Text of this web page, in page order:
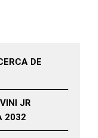
DE
JR
2032